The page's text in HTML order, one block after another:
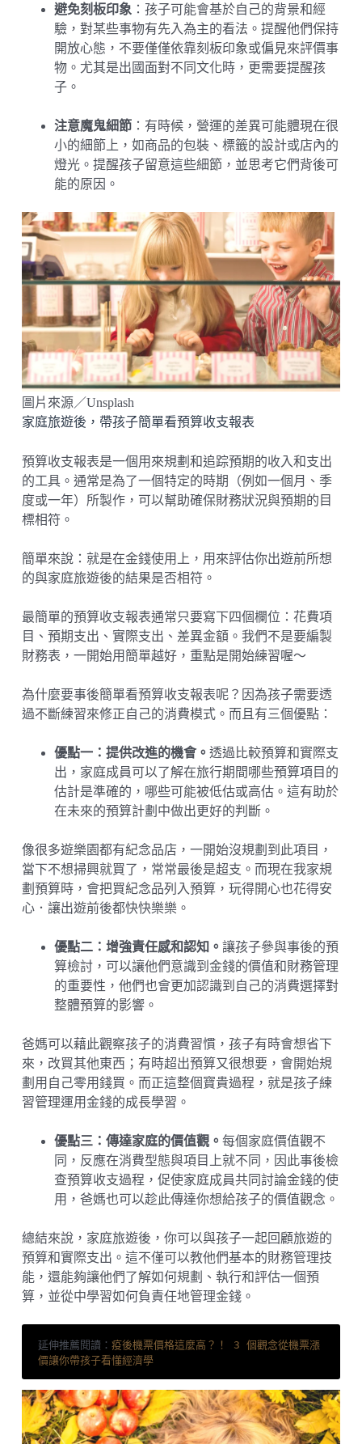
避免刻板印象 ：孩子可能會基於自己的背景和經
驗，對某些事物有先入為主的看法。提醒他們保持
開放心態，不要僅僅依靠刻板印象或偏見來評價事
物。尤其是出國面對不同文化時，更需要提醒孩
子。
注意魔鬼細節：有時候，營運的差異可能體現在很
小的細節上，如商品的包裝、標籤的設計或店內的
燈光。提醒孩子留意這些細節，並思考它們背後可
能的原因。
圖片來源／Unsplash
家庭旅遊後，帶孩子簡單看預算收支報表
預算收支報表是一個用來規劃和追踪預期的收入和支出
的工具。通常是為了一個特定的時期（例如一個月、季
度或一年）所製作，可以幫助確保財務狀況與預期的目
標相符。
簡單來說：就是在金錢使用上，用來評估你出遊前所想
的與家庭旅遊後的結果是否相符。
最簡單的預算收支報表通常只要寫下四個欄位：花費項
目、預期支出、實際支出、差異金額。我們不是要編製
財務表，一開始用簡單越好，重點是開始練習喔～
為什麼要事後簡單看預算收支報表呢？因為孩子需要透
過不斷練習來修正自己的消費模式。而且有三個優點：
優點一：提供改進的機會。 透過比較預算和實際支
出，家庭成員可以了解在旅行期間哪些預算項目的
估計是準確的，哪些可能被低估或高估。這有助於
在未來的預算計劃中做出更好的判斷。
像很多遊樂園都有紀念品店，一開始沒規劃到此項目，
當下不想掃興就買了，常常最後是超支。而現在我家規
劃預算時，會把買紀念品列入預算，玩得開心也花得安
心．讓出遊前後都快快樂樂。
優點二：增強責任感和認知。 讓孩子參與事後的預
算檢討，可以讓他們意識到金錢的價值和財務管理
的重要性，他們也會更加認識到自己的消費選擇對
整體預算的影響。
爸媽可以藉此觀察孩子的消費習慣，孩子有時會想省下
來，改買其他東西；有時超出預算又很想要，會開始規
劃用自己零用錢買。而正這整個寶貴過程，就是孩子練
習管理運用金錢的成長學習。
優點三：傳達家庭的價值觀。 每個家庭價值觀不
同，反應在消費型態與項目上就不同，因此事後檢
查預算收支過程，促使家庭成員共同討論金錢的使
用，爸媽也可以趁此傳達你想給孩子的價值觀念。
總結來說，家庭旅遊後，你可以與孩子一起回顧旅遊的
預算和實際支出。這不僅可以教他們基本的財務管理技
能，還能夠讓他們了解如何規劃、執行和評估一個預
算，並從中學習如何負責任地管理金錢。
延伸推薦閱讀： 疫後機票價格這麼高？！ 3 個觀念從機票漲
價讓你帶孩子看懂經濟學